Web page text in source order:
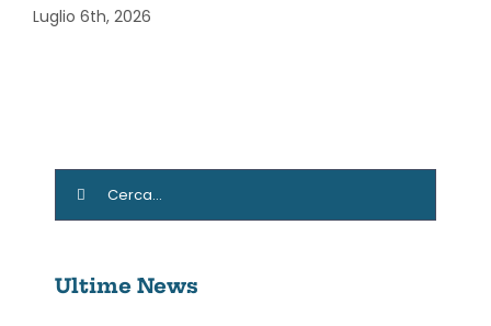
Luglio 6th, 2026
Cerca
per:
Ultime News